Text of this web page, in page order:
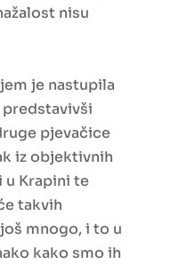
nisu
je nastupila
predstavivši
pjevačice
iz objektivnih
u Krapini te
takvih
mnogo, i to u
kako smo ih